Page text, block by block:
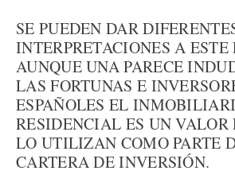
SE PUEDEN DAR
INTERPRETACIONES A ESTE
AUNQUE UNA PARECE
LAS FORTUNAS E
ESPAÑOLES EL
RESIDENCIAL ES UN VALOR
LO UTILIZAN COMO PARTE
CARTERA DE INVERSIÓN.